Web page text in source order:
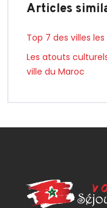
Articles
Top 7 des villes
Les atouts
ville du Maroc